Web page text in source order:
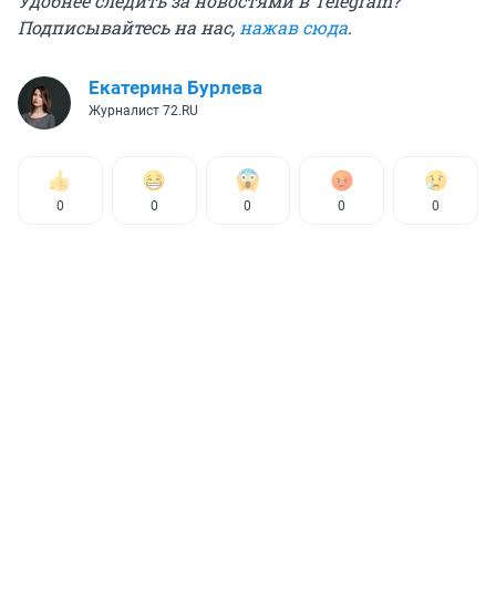
Подписывайтесь на нас,нажав сюда.
Екатерина Бурлева
Журналист 72.RU
0 0 0 0 0